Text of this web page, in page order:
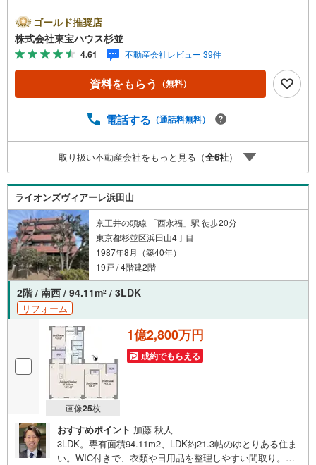
生垣が、まるで高級料亭の坪庭のような静寂とプライバシ
ーを守ってくれています 。何より、下にお部屋がないこと
で、お子様がいるご家庭でも「ドタバタしちゃダメ！」と
言わなくて済む開放感は、何物にも代えがたい価値だと確
信しました 。専有面積81平米超、さらに収納も充実してお
り、家族が増えても長く住み続けられる設計です 。浜田山
めてみませんか？
ゴールド推奨店
株式会社東宝ハウス杉並
4.61 不動産会社レビュー 39件
資料をもらう （無料）
電話する （通話料無料）
取り扱い不動産会社をもっと見る（全6社）
ライオンズヴィアーレ浜田山
京王井の頭線 「西永福」駅 徒歩20分
東京都杉並区浜田山4丁目
1987年8月（築40年）
19戸 / 4階建2階
2階 / 南西 / 94.11m2 / 3LDK
リフォーム
画像25枚
1億2,800万円
成約でもらえる
おすすめポイント 加藤 秋人
3LDK。専有面積94.11m2、LDK約21.3帖のゆとりある住ま
い。WIC付きで、衣類や日用品を整理しやすい間取り。新